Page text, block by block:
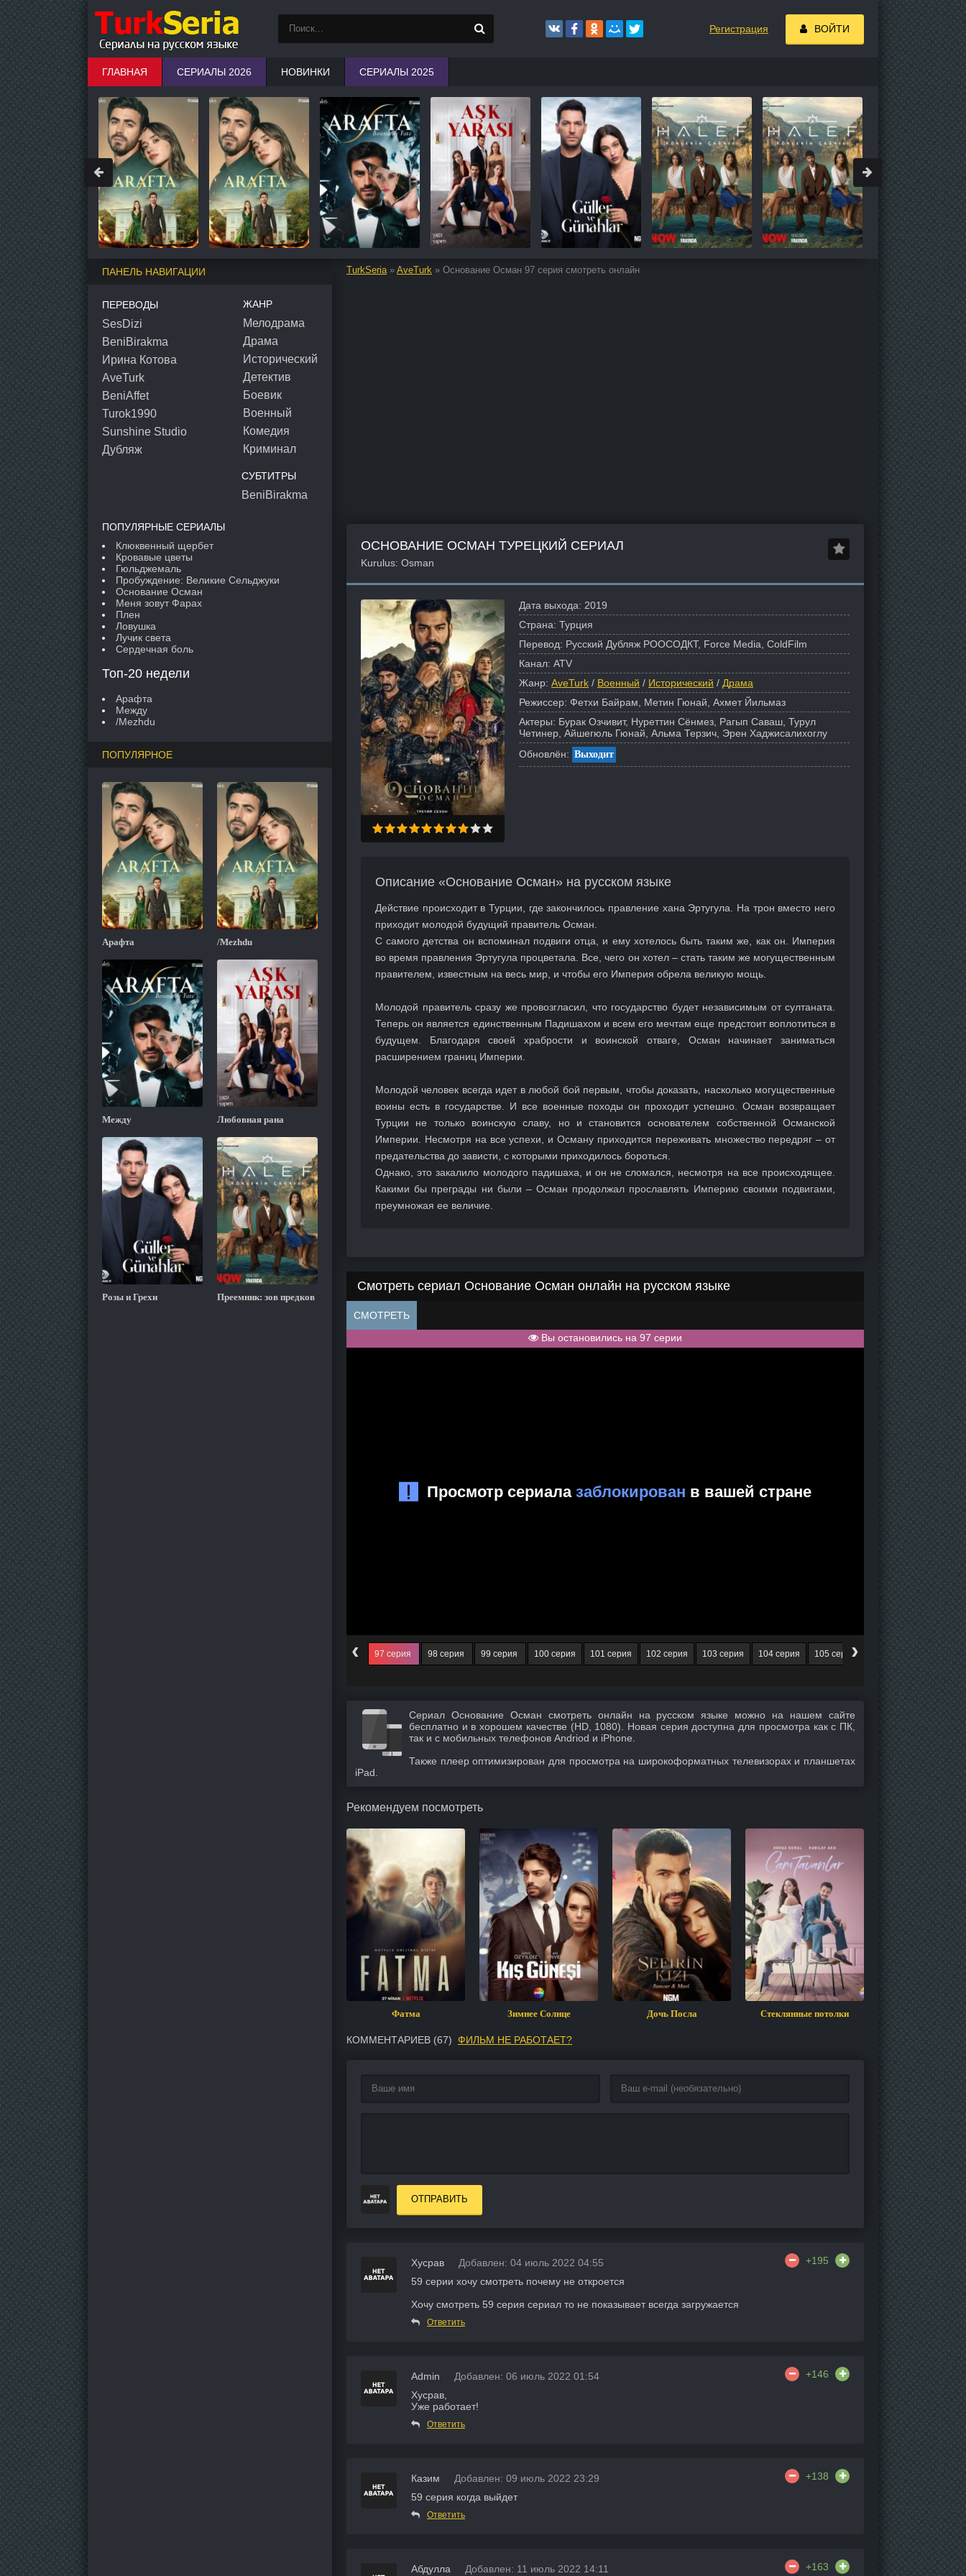
TurkSeria» AveTurk » Основание Осман 97 серия смотреть онлайн
ОСНОВАНИЕ ОСМАН ТУРЕЦКИЙ СЕРИАЛ
Kurulus: Osman
Дата выхода: 2019
Страна: Турция
Перевод: Русский Дубляж РООСОДКТ, Force Media, ColdFilm
Канал: ATV
Жанр: AveTurk / Военный / Исторический / Драма
Режиссер: Фетхи Байрам, Метин Гюнай, Ахмет Йильмаз
Актеры: Бурак Озчивит, Нуреттин Сёнмез, Рагып Саваш, Турул
Четинер, Айшегюль Гюнай, Альма Терзич, Эрен Хаджисалихоглу
Обновлён: Выходит
Описание «Основание Осман» на русском языке
Действие происходит в Турции, где закончилось правление хана Эртугула. На трон вместо него
приходит молодой будущий правитель Осман.
С самого детства он вспоминал подвиги отца, и ему хотелось быть таким же, как он. Империя
во время правления Эртугула процветала. Все, чего он хотел – стать таким же могущественным
правителем, известным на весь мир, и чтобы его Империя обрела великую мощь.
Молодой правитель сразу же провозгласил, что государство будет независимым от султаната.
Теперь он является единственным Падишахом и всем его мечтам еще предстоит воплотиться в
будущем. Благодаря своей храбрости и воинской отваге, Осман начинает заниматься
расширением границ Империи.
Молодой человек всегда идет в любой бой первым, чтобы доказать, насколько могущественные
воины есть в государстве. И все военные походы он проходит успешно. Осман возвращает
Турции не только воинскую славу, но и становится основателем собственной Османской
Империи. Несмотря на все успехи, и Осману приходится переживать множество передряг – от
предательства до зависти, с которыми приходилось бороться.
Однако, это закалило молодого падишаха, и он не сломался, несмотря на все происходящее.
Какими бы преграды ни были – Осман продолжал прославлять Империю своими подвигами,
преумножая ее величие.
Смотреть сериал Основание Осман онлайн на русском языке
СМОТРЕТЬ
Вы остановились на 97 серии
‹
90 серия 91 серия 96 серия 97 серия 98 серия 99 серия 100 серия 101 серия 102 серия 103 серия 104 серия 105 серия 106 серия 107
›
Сериал Основание Осман смотреть онлайн на русском языке можно на нашем сайте
бесплатно и в хорошем качестве (HD, 1080). Новая серия доступна для просмотра как с ПК,
так и с мобильных телефонов Andriod и iPhone.
Также плеер оптимизирован для просмотра на широкоформатных телевизорах и планшетах
iPad.
Рекомендуем посмотреть
Фатма Зимнее Солнце Дочь Посла Стеклянные потолки Ничто
КОММЕНТАРИЕВ (67) ФИЛЬМ НЕ РАБОТАЕТ?
ОТПРАВИТЬ
Хусрав Добавлен: 04 июль 2022 04:55
+195
59 серии хочу смотреть почему не откроется
Хочу смотреть 59 серия сериал то не показывает всегда загружается
Ответить
Admin Добавлен: 06 июль 2022 01:54
+146
Хусрав,
Уже работает!
Ответить
Казим Добавлен: 09 июль 2022 23:29
+138
59 серия когда выйдет
Ответить
Абдулла Добавлен: 11 июль 2022 14:11 +163
ПАНЕЛЬ НАВИГАЦИИ
ПЕРЕВОДЫ
SesDizi
BeniBirakma
Ирина Котова
AveTurk
BeniAffet
Turok1990
Sunshine Studio
Дубляж
ЖАНР
Мелодрама
Драма
Исторический
Детектив
Боевик
Военный
Комедия
Криминал
СУБТИТРЫ
BeniBirakma
ПОПУЛЯРНЫЕ СЕРИАЛЫ
Клюквенный щербет
Кровавые цветы
Гюльджемаль
Пробуждение: Великие Сельджуки
Основание Осман
Меня зовут Фарах
Плен
Ловушка
Лучик света
Сердечная боль
Топ-20 недели
Арафта
Между
/Mezhdu
ПОПУЛЯРНОЕ
Арафта /Mezhdu
Между Любовная рана
Розы и Грехи Преемник: зов предков
Регистрация ВОЙТИ
ГЛАВНАЯ СЕРИАЛЫ 2026 НОВИНКИ СЕРИАЛЫ 2025